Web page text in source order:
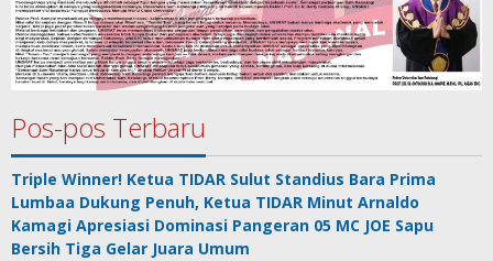
Pos-pos Terbaru
Triple Winner! Ketua TIDAR Sulut Standius Bara Prima
Lumbaa Dukung Penuh, Ketua TIDAR Minut Arnaldo
Kamagi Apresiasi Dominasi Pangeran 05 MC JOE Sapu
Bersih Tiga Gelar Juara Umum